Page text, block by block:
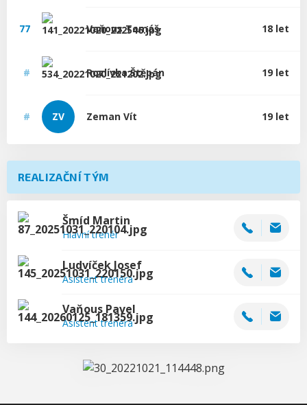
REALIZAČNÍ TÝM
Martin
Šmíd
Hlavní trenér
Josef
Ludvíček
Asistent trenéra
Pavel
Vaňous
Asistent trenéra
77 Tomáš
Vaňous 18 let
# Štěpán
Rozlívka 19 let
# ZV Vít
Zeman 19 let